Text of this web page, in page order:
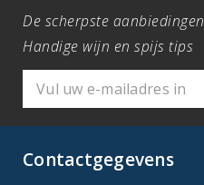
De scherpste aanbiedingen
Handige wijn en spijs tips
Contactgegevens